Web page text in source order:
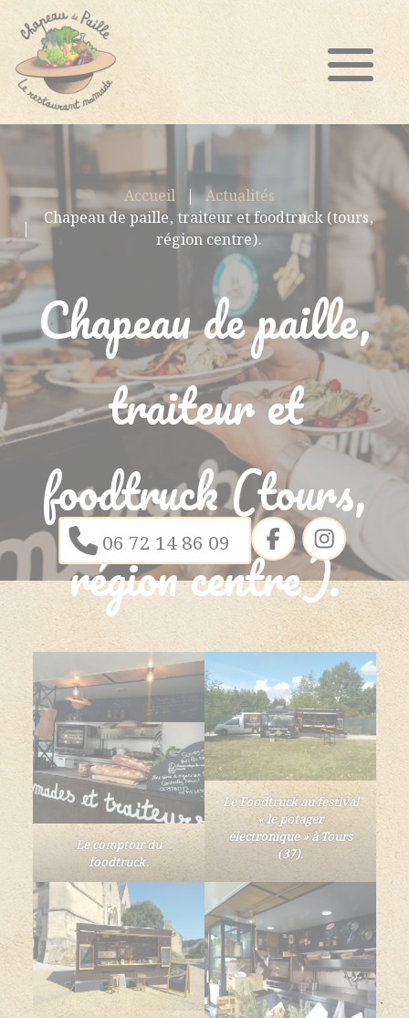
06 72 14 86 09
Chapeau de paille,
traiteur et
foodtruck (tours,
région centre).
Accueil
Actualités
Chapeau de paille, traiteur et foodtruck (tours,
région centre).
Le comptoir du
foodtruck.
Le Foodtruck au festival
« le potager
électronique » à Tours
(37).